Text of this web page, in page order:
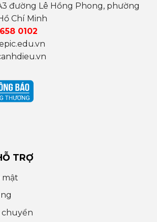
đường Lê Hồng Phong, phường
Chí Minh
0102
TRỢ
mật
chuyển